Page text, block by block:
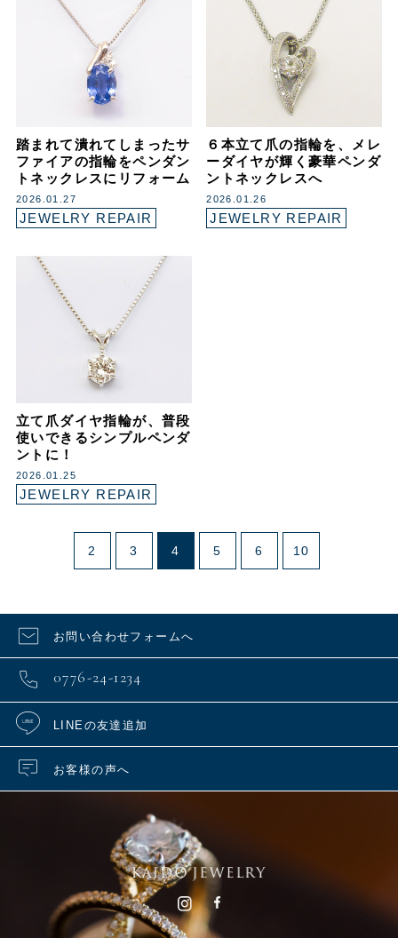
踏まれて潰れてしまったサ
ファイアの指輪をペンダン
トネックレスにリフォーム
2026.01.27
JEWELRY REPAIR
６本立て爪の指輪を、メレ
ーダイヤが輝く豪華ペンダ
ントネックレスへ
2026.01.26
JEWELRY REPAIR
立て爪ダイヤ指輪が、普段
使いできるシンプルペンダ
ントに！
2026.01.25
JEWELRY REPAIR
2 3 4 5 6 10
お問い合わせフォームへ
0776-24-1234
LINEの友達追加
お客様の声へ